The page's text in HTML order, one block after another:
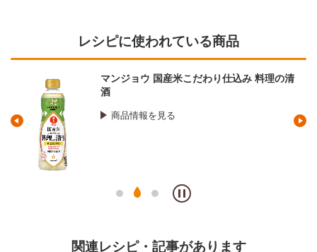
レシピに使われている商品
マンジョウ 国産米こだわり仕込み 料理の清
酒
商品情報を見る
関連レシピ・記事があります